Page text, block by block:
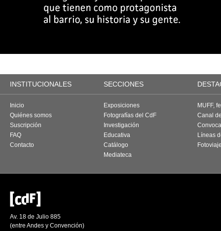
INSTITUCIONALES SECCIONES
Inicio
Quiénes somos
Suscripción
FAQ
Contacto
Exposiciones
Fotografías del CdF
Investigación
Educativa
Catálogo
Mediateca
MUFF,
Canal
Líneas
Av. 18 de Julio 885
(entre Andes y Convención)